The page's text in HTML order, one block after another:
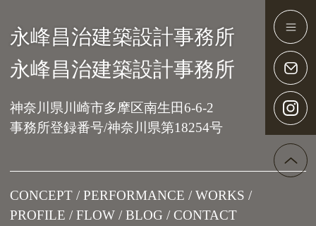
Main Navigation
永峰昌治建築設計事務所
永峰昌治建築設計事務所
神奈川県川崎市多摩区南生田6-6-2
事務所登録番号/神奈川県第18254号
CONCEPT PERFORMANCE
WORKS
PROFILE
FLOW BLOG CONTACT